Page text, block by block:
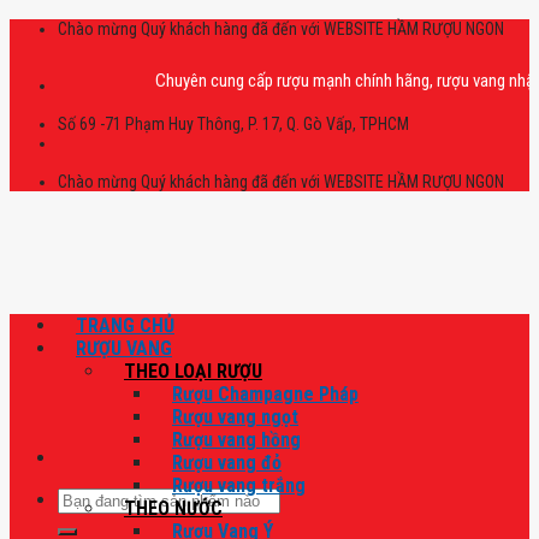
Skip
Chào mừng Quý khách hàng đã đến với WEBSITE HẦM RƯỢU NGON
Chuyên cung cấp rượu mạnh chính hãng, rượu vang nhập
Số 69 -71 Phạm Huy Thông, P. 17, Q. Gò Vấp, TPHCM
Chào mừng Quý khách hàng đã đến với WEBSITE HẦM RƯỢU NGON
Tìm
kiếm:
TRANG CHỦ
RƯỢU VANG
THEO LOẠI RƯỢU
Rượu Champagne Pháp
Rượu vang ngọt
Rượu vang hồng
Rượu vang đỏ
Rượu vang trắng
THEO NƯỚC
Rượu Vang Ý